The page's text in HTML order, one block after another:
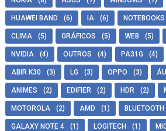
HUAWEI BAND (6) IA (6) NOTEBOOKS
CLIMA (5) GRÁFICOS (5) WEB (5)
NVIDIA (4) OUTROS (4) PA31G (4)
ABIR K30 (3) LG (3) OPPO (3)
ANIMES (2) EDIFIER (2) HDR (2)
MOTOROLA (2) AMD (1) BLUETOOTH
GALAXY NOTE 4 (1) LOGITECH (1)